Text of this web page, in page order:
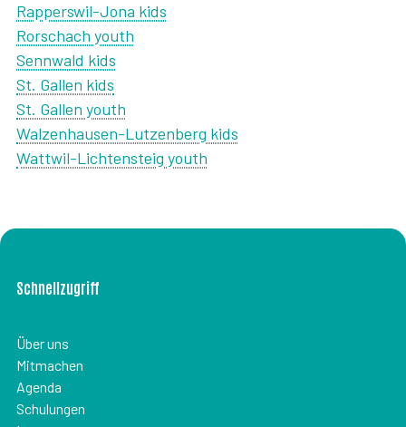
Rapperswil-Jona kids
Rorschach youth
Sennwald kids
St. Gallen kids
St. Gallen youth
Walzenhausen-Lutzenberg kids
Wattwil-Lichtensteig youth
Schnellzugriff
Über uns
Mitmachen
Agenda
Schulungen